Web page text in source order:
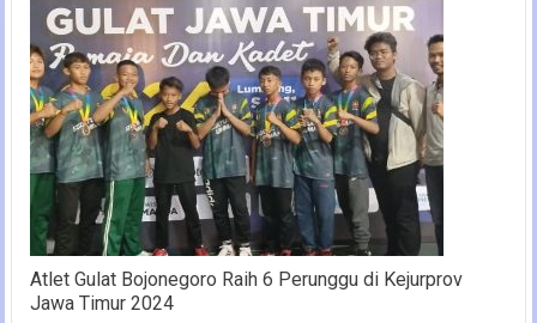
Atlet Gulat Bojonegoro Raih 6 Perunggu di Kejurprov
Jawa Timur 2024